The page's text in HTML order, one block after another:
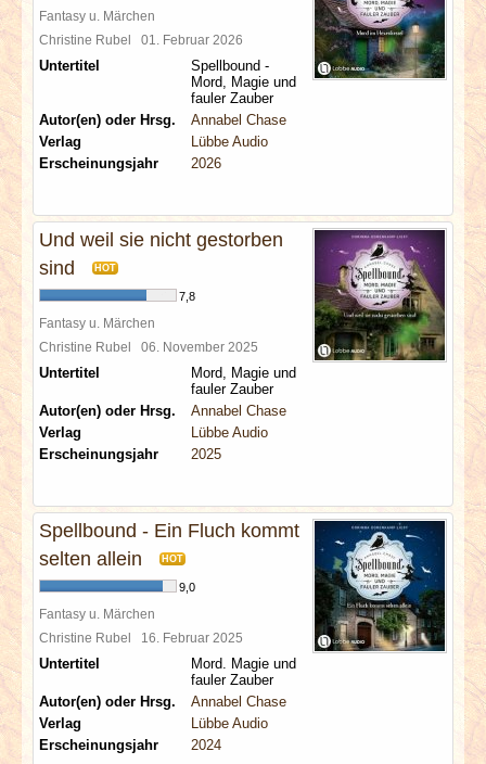
Fantasy u. Märchen
Christine Rubel 01. Februar 2026
Untertitel
Spellbound -
Mord, Magie und
fauler Zauber
Autor(en) oder Hrsg.
Annabel Chase
Verlag
Lübbe Audio
Erscheinungsjahr
2026
Und weil sie nicht gestorben
sind
HOT
7,8
Fantasy u. Märchen
Christine Rubel 06. November 2025
Untertitel
Mord, Magie und
fauler Zauber
Autor(en) oder Hrsg.
Annabel Chase
Verlag
Lübbe Audio
Erscheinungsjahr
2025
Spellbound - Ein Fluch kommt
selten allein
HOT
9,0
Fantasy u. Märchen
Christine Rubel 16. Februar 2025
Untertitel
Mord. Magie und
fauler Zauber
Autor(en) oder Hrsg.
Annabel Chase
Verlag
Lübbe Audio
Erscheinungsjahr
2024